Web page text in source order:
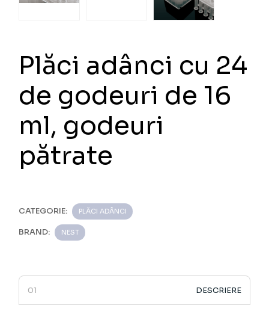
Plăci adânci cu 24
de godeuri de 16
ml, godeuri
pătrate
CATEGORIE: PLĂCI ADÂNCI
BRAND: NEST
DESCRIERE